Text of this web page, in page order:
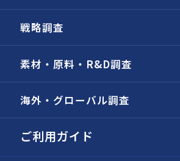
戦略調査
素材・原料・R&D調査
海外・グローバル調査
ご利用ガイド